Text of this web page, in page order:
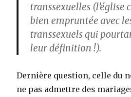
transsexuelles (l’église
bien empruntée avec
transsexuels qui
leur définition !).
Dernière question, celle du
ne pas admettre des